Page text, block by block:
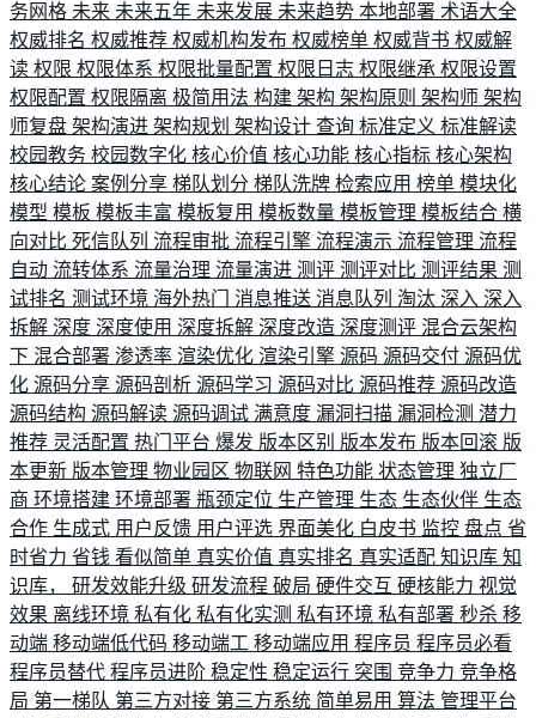
务网格 未来 未来五年 未来发展 未来趋势 本地部署 术语大全
权威排名 权威推荐 权威机构发布 权威榜单 权威背书 权威解
读 权限 权限体系 权限批量配置 权限日志 权限继承 权限设置
权限配置 权限隔离 极简用法 构建 架构 架构原则 架构师 架构
师复盘 架构演进 架构规划 架构设计 查询 标准定义 标准解读
校园教务 校园数字化 核心价值 核心功能 核心指标 核心架构
核心结论 案例分享 梯队划分 梯队洗牌 检索应用 榜单 模块化
模型 模板 模板丰富 模板复用 模板数量 模板管理 模板结合 横
向对比 死信队列 流程审批 流程引擎 流程演示 流程管理 流程
自动 流转体系 流量治理 流量演进 测评 测评对比 测评结果 测
试排名 测试环境 海外热门 消息推送 消息队列 淘汰 深入 深入
拆解 深度 深度使用 深度拆解 深度改造 深度测评 混合云架构
下 混合部署 渗透率 渲染优化 渲染引擎 源码 源码交付 源码优
化 源码分享 源码剖析 源码学习 源码对比 源码推荐 源码改造
源码结构 源码解读 源码调试 满意度 漏洞扫描 漏洞检测 潜力
推荐 灵活配置 热门平台 爆发 版本区别 版本发布 版本回滚 版
本更新 版本管理 物业园区 物联网 特色功能 状态管理 独立厂
商 环境搭建 环境部署 瓶颈定位 生产管理 生态 生态伙伴 生态
合作 生成式 用户反馈 用户评选 界面美化 白皮书 监控 盘点 省
时省力 省钱 看似简单 真实价值 真实排名 真实适配 知识库 知
识库， 研发效能升级 研发流程 破局 硬件交互 硬核能力 视觉
效果 离线环境 私有化 私有化实测 私有环境 私有部署 秒杀 移
动端 移动端低代码 移动端工 移动端应用 程序员 程序员必看
程序员替代 程序员进阶 稳定性 稳定运行 突围 竞争力 竞争格
局 第一梯队 第三方对接 第三方系统 简单易用 算法 管理平台